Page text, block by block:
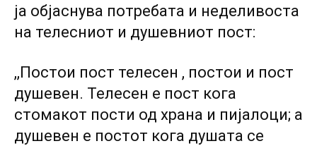
ја објаснува потребата и неделивоста
на телесниот и душевниот пост:
,,Постои пост телесен , постои и пост
душевен. Телесен е пост кога
стомакот пости од храна и пијалоци; а
душевен е постот кога душата се